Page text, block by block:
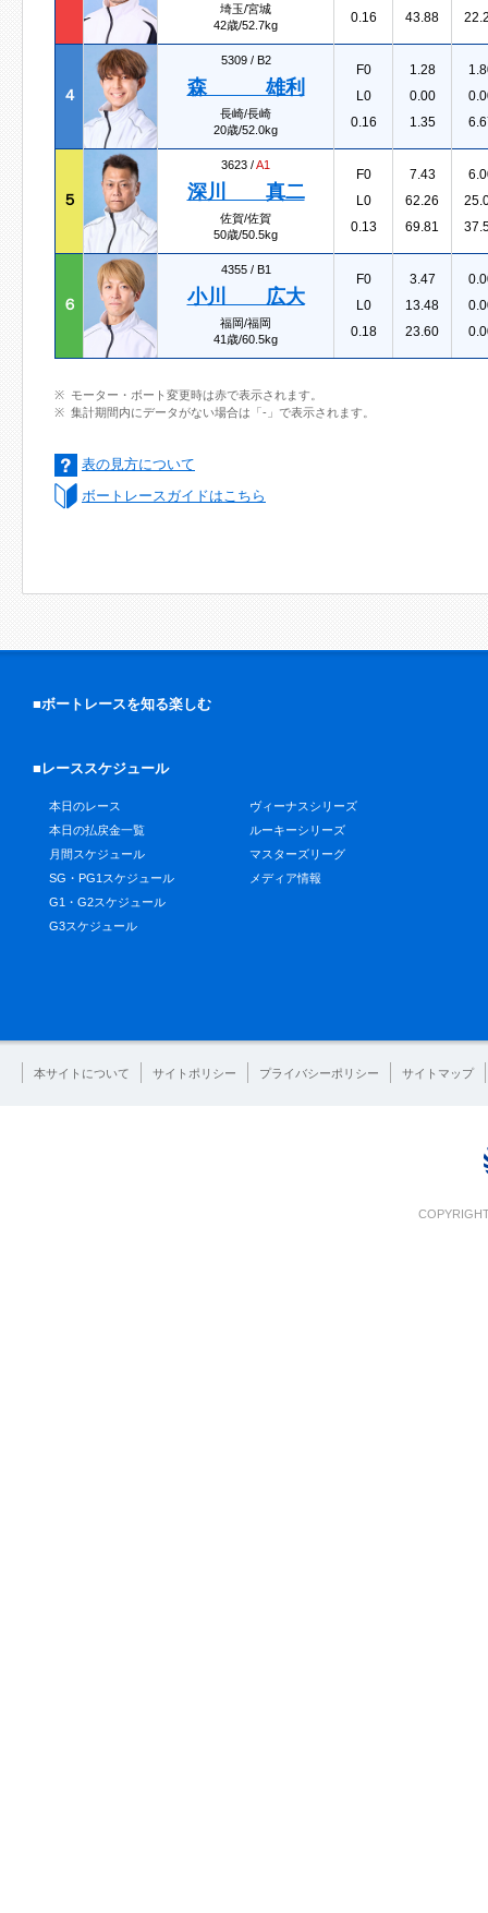
埼玉/宮城
42歳/52.7kg
0.16
43.88
４
5309 / B2
森 雄利
長崎/長崎
20歳/52.0kg
F0
L0
0.16
1.28
0.00
1.35
５
3623 /A1
深川 真二
佐賀/佐賀
50歳/50.5kg
F0
L0
0.13
7.43
62.26
69.81
６
4355 / B1
小川 広大
福岡/福岡
41歳/60.5kg
F0
L0
0.18
3.47
13.48
23.60
モーター・ボート変更時は赤で表示されます。
集計期間内にデータがない場合は「-」で表示されます。
表の見方について
ボートレースガイドはこちら
■ボートレースを知る楽しむ
■レーススケジュール
本日のレース
本日の払戻金一覧
月間スケジュール
SG・PG1スケジュール
G1・G2スケジュール
G3スケジュール
ヴィーナスシリーズ
ルーキーシリーズ
マスターズリーグ
メディア情報
本サイトについて サイトポリシー プライバシーポリシー サイトマップ